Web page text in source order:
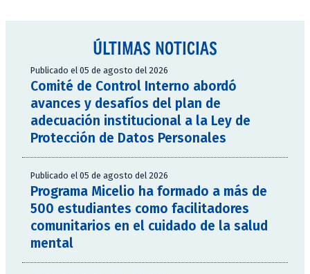
ÚLTIMAS NOTICIAS
Publicado el 05 de agosto del 2026
Comité de Control Interno abordó
avances y desafíos del plan de
adecuación institucional a la Ley de
Protección de Datos Personales
Publicado el 05 de agosto del 2026
Programa Micelio ha formado a más de
500 estudiantes como facilitadores
comunitarios en el cuidado de la salud
mental